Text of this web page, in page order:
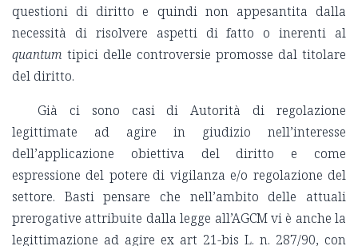
questioni di diritto e quindi non appesantita dalla
necessità di risolvere aspetti di fatto o inerenti al
quantum tipici delle controversie promosse dal titolare
del diritto.
Già ci sono casi di Autorità di regolazione
legittimate ad agire in giudizio nell’interesse
dell’applicazione obiettiva del diritto e come
espressione del potere di vigilanza e/o regolazione del
settore. Basti pensare che nell’ambito delle attuali
prerogative attribuite dalla legge all’AGCM vi è anche la
legittimazione ad agire ex art 21-bis L. n. 287/90, con